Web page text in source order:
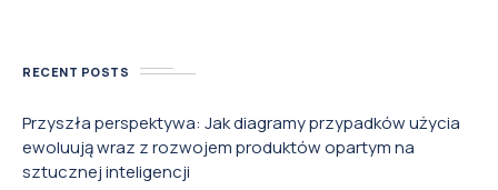
RECENT POSTS
Przyszła perspektywa: Jak diagramy przypadków użycia
ewoluują wraz z rozwojem produktów opartym na
sztucznej inteligencji